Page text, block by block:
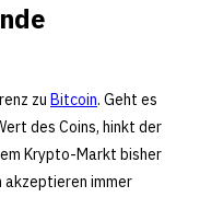
zu Bitcoin. Geht es
des Coins, hinkt der
Krypto-Markt bisher
akzeptieren immer